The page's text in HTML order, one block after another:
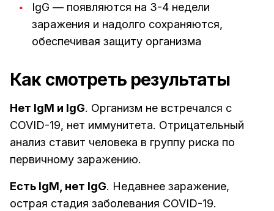
IgG — появляются на 3-4 недели
заражения и надолго сохраняются,
обеспечивая защиту организма
Как смотреть результаты
Нет IgM и IgG. Организм не встречался с
COVID-19, нет иммунитета. Отрицательный
анализ ставит человека в группу риска по
первичному заражению.
Есть IgM, нет IgG. Недавнее заражение,
острая стадия заболевания COVID-19.